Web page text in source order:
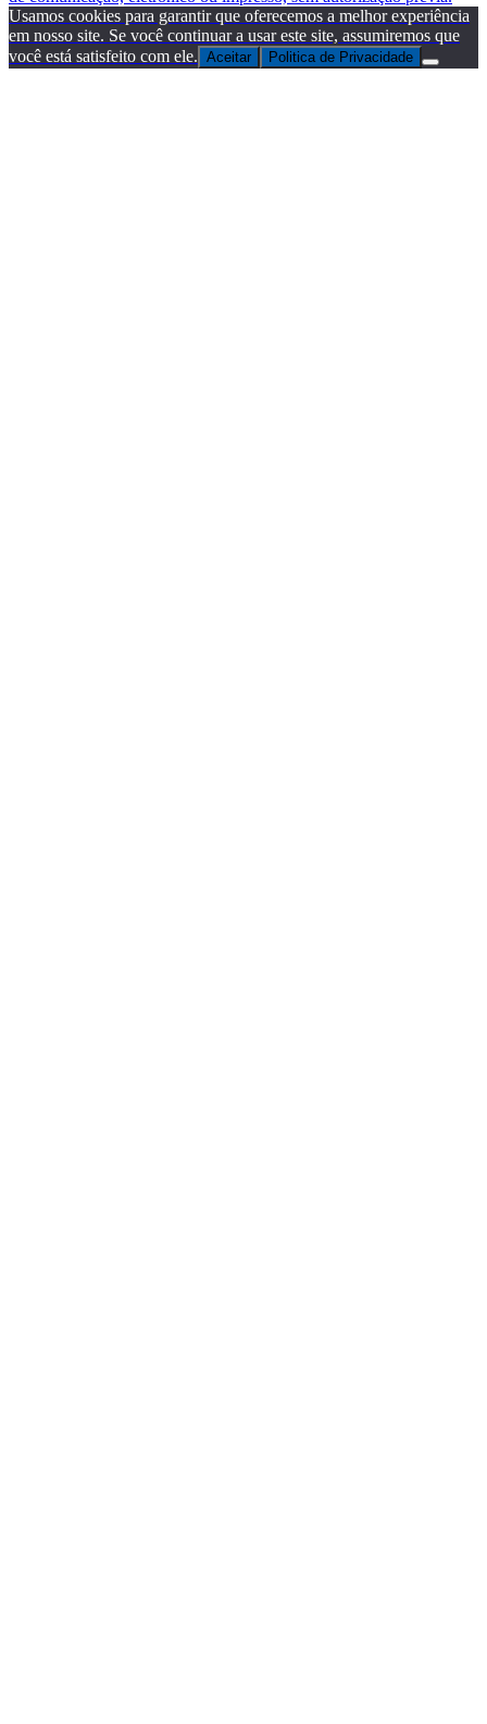
Usamos cookies para garantir que oferecemos a melhor experiência
em nosso site. Se você continuar a usar este site, assumiremos que
você está satisfeito com ele. Aceitar Politica de Privacidade